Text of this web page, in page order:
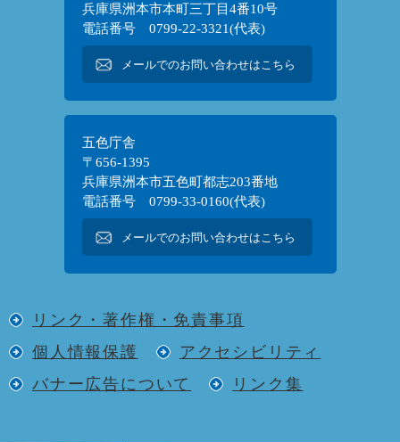
兵庫県洲本市本町三丁目4番10号
電話番号 0799-22-3321(代表)
メールでのお問い合わせはこちら
五色庁舎
〒656-1395
兵庫県洲本市五色町都志203番地
電話番号 0799-33-0160(代表)
メールでのお問い合わせはこちら
リンク・著作権・免責事項
個人情報保護
アクセシビリティ
バナー広告について
リンク集